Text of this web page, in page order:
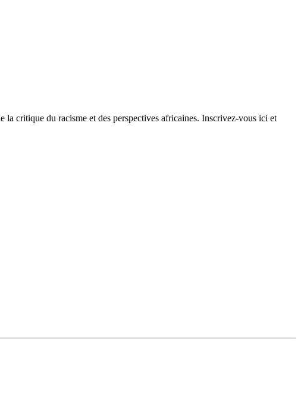
critique du racisme et des perspectives africaines. Inscrivez-vous ici et